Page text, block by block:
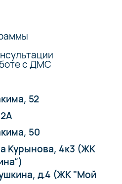
с ДМС
52
50
Курынова, 4к3 (ЖК
д.4 (ЖК "Мой